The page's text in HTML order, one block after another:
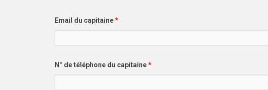
Email du capitaine*
N° de téléphone du capitaine*